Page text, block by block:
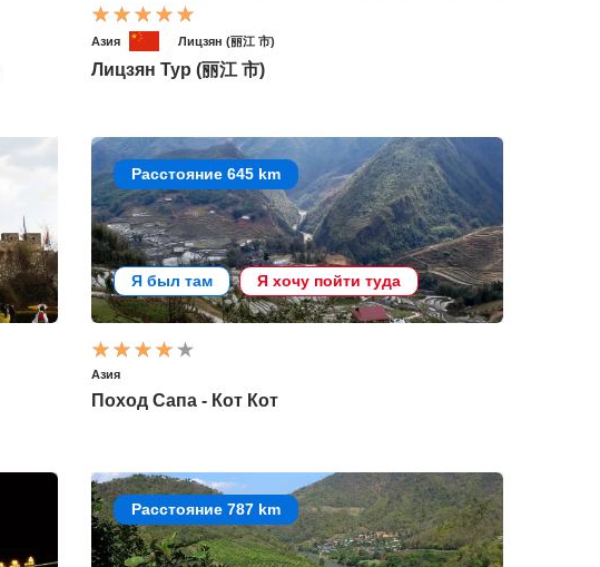
Азия Лицзян (丽江 市)
Лицзян Тур (丽江 市)
Расстояние 645 km
Я был там Я хочу пойти туда
Азия
Поход Сапа - Кот Кот
Расстояние 787 km